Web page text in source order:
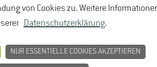
von Cookies zu. Weitere
Datenschutzerklärung.
NUR ESSENTIELLE COOKIES AKZEPTIEREN